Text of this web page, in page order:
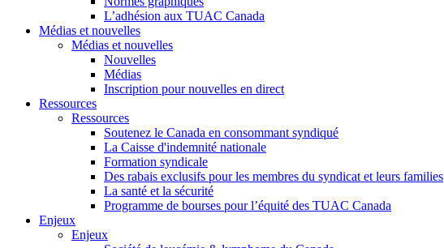
L’adhésion aux TUAC Canada
Médias et nouvelles
Médias et nouvelles
Nouvelles
Médias
Inscription pour nouvelles en direct
Ressources
Ressources
Soutenez le Canada en consommant syndiqué
La Caisse d'indemnité nationale
Formation syndicale
Des rabais exclusifs pour les membres du syndicat et leurs families
La santé et la sécurité
Programme de bourses pour l’équité des TUAC Canada
Enjeux
Enjeux